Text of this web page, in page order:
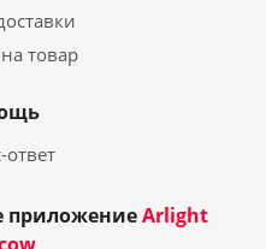
товар
ответ
приложениеArlight